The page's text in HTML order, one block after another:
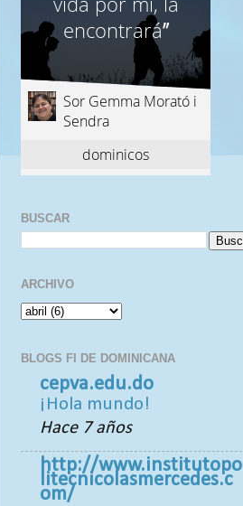
BUSCAR
ARCHIVO
BLOGS FI DE DOMINICANA
cepva.edu.do
¡Hola mundo!
Hace 7 años
http://www.institutopo
litecnicolasmercedes.c
om/